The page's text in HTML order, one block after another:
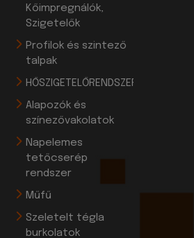
Kőimpregnálók,
Szigetelők
Profilok és szintező
talpak
HŐSZIGETELŐRENDSZEREK
Alapozók és
színezővakolatok
Napelemes
tetőcserép
rendszer
Műfű
Szeletelt tégla
burkolatok